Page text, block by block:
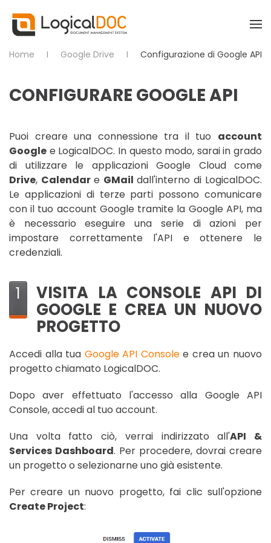
Skip to main content
Home Google Drive Configurazione di Google API
CONFIGURARE GOOGLE API
Puoi creare una connessione tra il tuo account
Google e LogicalDOC. In questo modo, sarai in grado
di utilizzare le applicazioni Google Cloud come
Drive, Calendare GMail dall'interno di LogicalDOC.
Le applicazioni di terze parti possono comunicare
con il tuo account Google tramite la Google API, ma
è necessario eseguire una serie di azioni per
impostare correttamente l'API e ottenere le
credenziali.
1 VISITA LA CONSOLE API DI
GOOGLE E CREA UN NUOVO
PROGETTO
Accedi alla tua Google API Consolee crea un nuovo
progetto chiamato LogicalDOC.
Dopo aver effettuato l'accesso alla Google API
Console, accedi al tuo account.
Una volta fatto ciò, verrai indirizzato all'API &
Services Dashboard. Per procedere, dovrai creare
un progetto o selezionarne uno già esistente.
Per creare un nuovo progetto, fai clic sull'opzione
Create Project: